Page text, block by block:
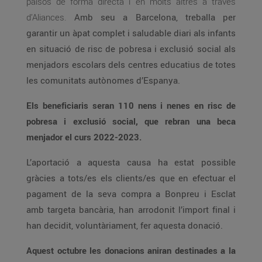
d’Aliances. Amb seu a Barcelona, treballa per
garantir un àpat complet i saludable diari als infants
en situació de risc de pobresa i exclusió social als
menjadors escolars dels centres educatius de totes
les comunitats autònomes d’Espanya.
Els beneficiaris seran 110 nens i nenes en risc de
pobresa i exclusió social, que rebran una beca
menjador el curs 2022-2023.
L’aportació a aquesta causa ha estat possible
gràcies a tots/es els clients/es que en efectuar el
pagament de la seva compra a Bonpreu i Esclat
amb targeta bancària, han arrodonit l’import final i
han decidit, voluntàriament, fer aquesta donació.
Aquest octubre les donacions aniran destinades a la